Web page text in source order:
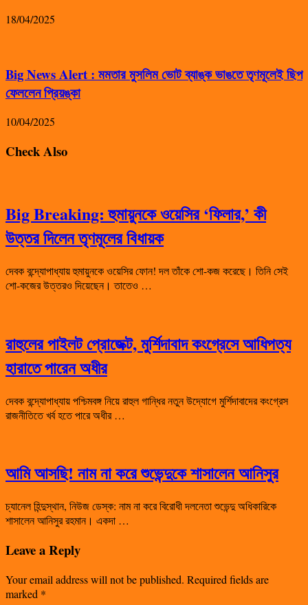
18/04/2025
Big News Alert : মমতার মুসলিম ভোট ব্যাঙ্ক ভাঙতে তৃণমূলেই ছিপ
ফেললেন প্রিয়ঙ্কা
10/04/2025
Check Also
Big Breaking: হুমায়ুনকে ওয়েসির ‘ফিলার,’ কী
উত্তর দিলেন তৃণমূলের বিধায়ক
দেবক বন্দ্যোপাধ্যায় হুমায়ুনকে ওয়েসির ফোন! দল তাঁকে শো-কজ করেছে। তিনি সেই
শো-কজের উত্তরও দিয়েছেন। তাতেও …
রাহুলের পাইলট প্রোজেক্ট, মুর্শিদাবাদ কংগ্রেসে আধিপত্য
হারাতে পারেন অধীর
দেবক বন্দ্যোপাধ্যায় পশ্চিমবঙ্গ নিয়ে রাহুল গান্ধির নতুন উদ্যোগে মুর্শিদাবাদের কংগ্রেস
রাজনীতিতে খর্ব হতে পারে অধীর …
আমি আসছি! নাম না করে শুভেন্দুকে শাসালেন আনিসুর
চ্যানেল হিন্দুস্থান, নিউজ ডেস্ক: নাম না করে বিরোধী দলনেতা শুভেন্দু অধিকারিকে
শাসালেন আনিসুর রহমান। একদা …
Leave a Reply
Your email address will not be published. Required fields are
marked *